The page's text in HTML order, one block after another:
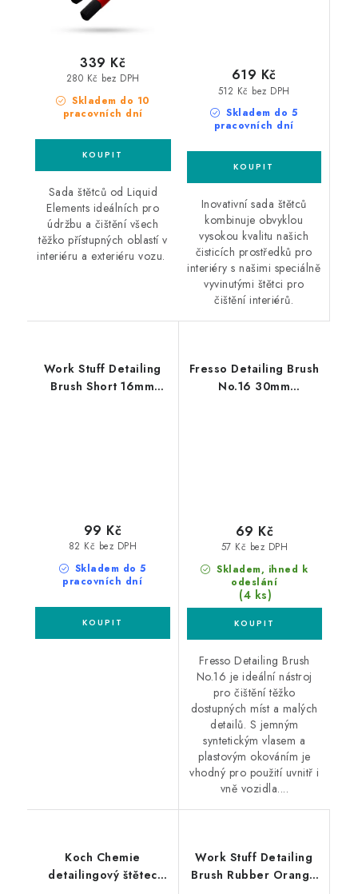
Skladem do 10
pracovních dní
280 Kč bez DPH
339 Kč
Sada štětců od Liquid
Elements ideálních pro
údržbu a čištění všech
těžko přístupných oblastí v
interiéru a exteriéru vozu.
Skladem do 5
pracovních dní
512 Kč bez DPH
619 Kč
Inovativní sada štětců
kombinuje obvyklou
vysokou kvalitu našich
čisticích prostředků pro
interiéry s našimi speciálně
vyvinutými štětci pro
čištění interiérů.
Work Stuff Detailing
Brush Short 16mm
Skladem do 5
pracovních dní
82 Kč bez DPH
99 Kč
Fresso Detailing Brush
No.16 30mm
Skladem, ihned k
odeslání
(4 ks)
57 Kč bez DPH
69 Kč
Fresso Detailing Brush
No.16 je ideální nástroj
pro čištění těžko
dostupných míst a malých
detailů. S jemným
syntetickým vlasem a
plastovým okováním je
vhodný pro použití uvnitř i
vně vozidla....
Koch Chemie
detailingový štětec
Work Stuff Detailing
Brush Rubber Orange